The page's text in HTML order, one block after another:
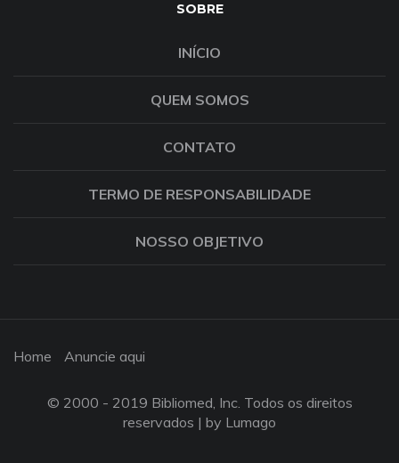
SOBRE
INÍCIO
QUEM SOMOS
CONTATO
TERMO DE RESPONSABILIDADE
NOSSO OBJETIVO
Home Anuncie aqui
© 2000 - 2019 Bibliomed, Inc. Todos os direitos
reservados | by Lumago